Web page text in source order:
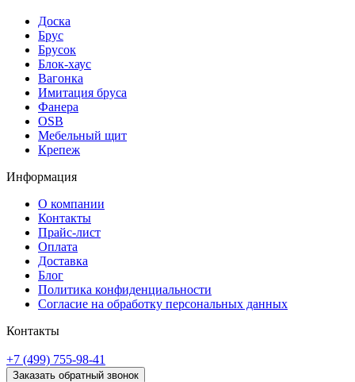
Доска
Брус
Брусок
Блок-хаус
Вагонка
Имитация бруса
Фанера
OSB
Мебельный щит
Крепеж
Информация
О компании
Контакты
Прайс-лист
Оплата
Доставка
Блог
Политика конфиденциальности
Согласие на обработку персональных данных
Контакты
+7 (499) 755-98-41
Заказать обратный звонок